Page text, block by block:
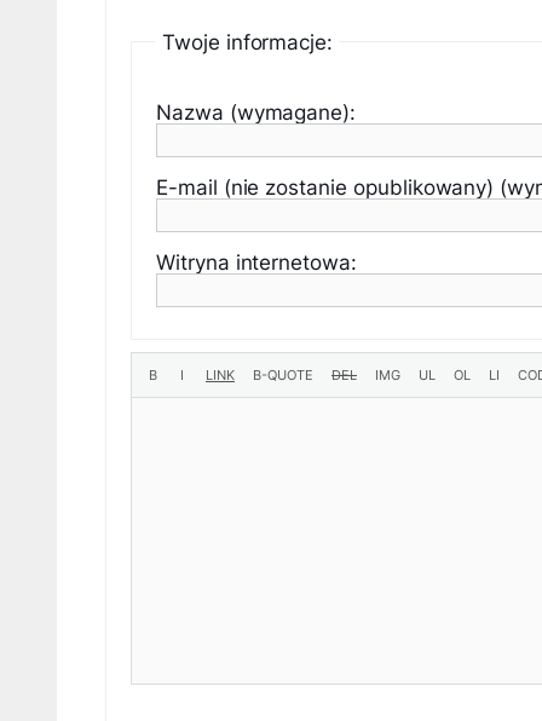
Twoje informacje:
Nazwa (wymagane):
E-mail (nie zostanie opublikowany)
Witryna internetowa: